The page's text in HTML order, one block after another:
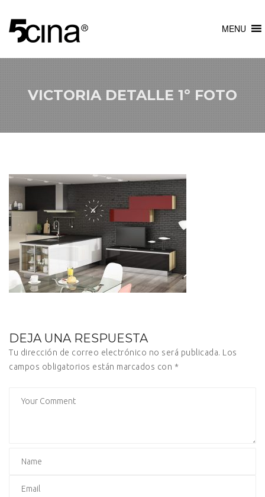
MENU
VICTORIA DETALLE 1º FOTO
DEJA UNA RESPUESTA
Tu dirección de correo electrónico no será publicada. Los
campos obligatorios están marcados con *